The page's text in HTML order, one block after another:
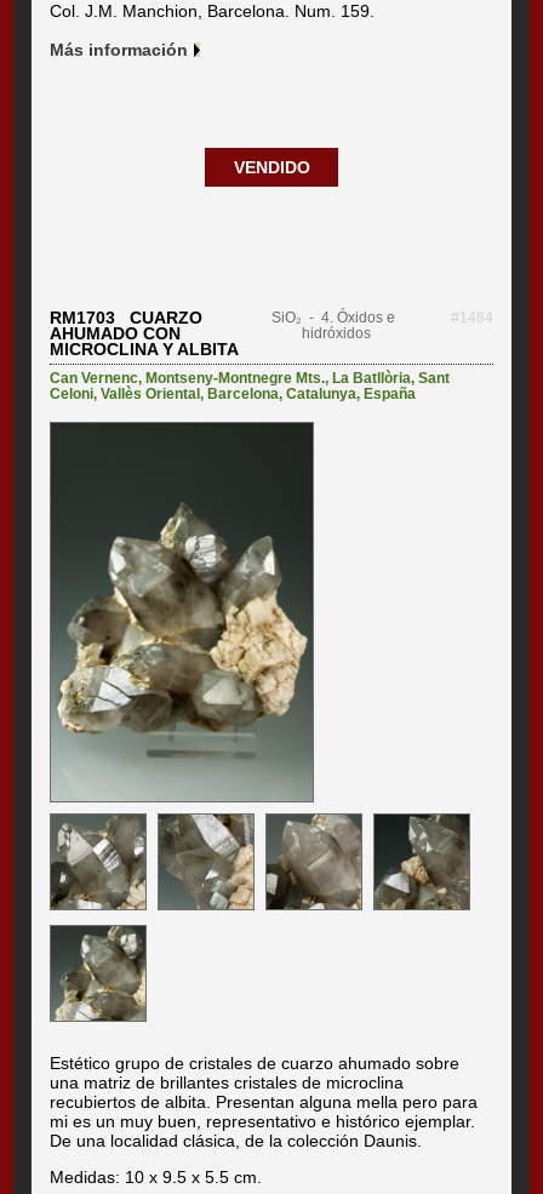
Col. J.M. Manchion, Barcelona. Num. 159.
Más información
VENDIDO
RM1703 CUARZO
AHUMADO CON
MICROCLINA Y ALBITA
SiO₂ - 4. Óxidos e
hidróxidos
#1484
Can Vernenc, Montseny-Montnegre Mts., La Batllòria,Sant
Celoni,Vallès Oriental, Barcelona,Catalunya, España
Estético grupo de cristales de cuarzo ahumado sobre
una matriz de brillantes cristales de microclina
recubiertos de albita. Presentan alguna mella pero para
mi es un muy buen, representativo e histórico ejemplar.
De una localidad clásica, de la colección Daunis.
Medidas: 10 x 9.5 x 5.5 cm.